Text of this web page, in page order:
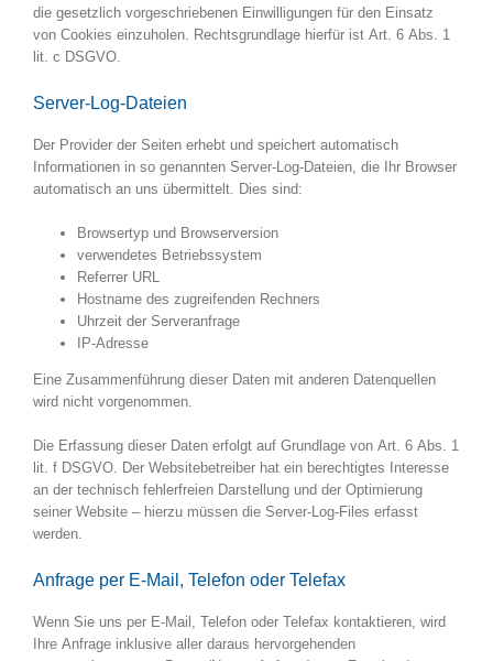
die gesetzlich vorgeschriebenen Einwilligungen für den Einsatz
von Cookies einzuholen. Rechtsgrundlage hierfür ist Art. 6 Abs. 1
lit. c DSGVO.
Server-Log-Dateien
Der Provider der Seiten erhebt und speichert automatisch
Informationen in so genannten Server-Log-Dateien, die Ihr Browser
automatisch an uns übermittelt. Dies sind:
Browsertyp und Browserversion
verwendetes Betriebssystem
Referrer URL
Hostname des zugreifenden Rechners
Uhrzeit der Serveranfrage
IP-Adresse
Eine Zusammenführung dieser Daten mit anderen Datenquellen
wird nicht vorgenommen.
Die Erfassung dieser Daten erfolgt auf Grundlage von Art. 6 Abs. 1
lit. f DSGVO. Der Websitebetreiber hat ein berechtigtes Interesse
an der technisch fehlerfreien Darstellung und der Optimierung
seiner Website – hierzu müssen die Server-Log-Files erfasst
werden.
Anfrage per E-Mail, Telefon oder Telefax
Wenn Sie uns per E-Mail, Telefon oder Telefax kontaktieren, wird
Ihre Anfrage inklusive aller daraus hervorgehenden